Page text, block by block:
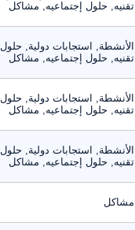
تقنيه, حلول إجتماعيه, مشاكل
الأنشطة, استجابات دولية, حلول
تقنيه, حلول إجتماعيه, مشاكل
الأنشطة, استجابات دولية, حلول
تقنيه, حلول إجتماعيه, مشاكل
الأنشطة, استجابات دولية, حلول
تقنيه, حلول إجتماعيه, مشاكل
مشاكل